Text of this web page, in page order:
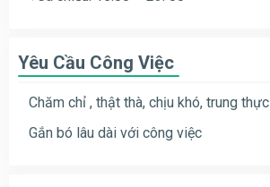
Yêu Cầu Công Việc
Chăm chỉ , thật thà, chịu khó, trung thực
Gắn bó lâu dài với công việc